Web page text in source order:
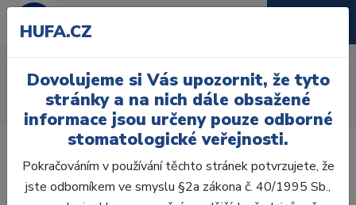
Úvod Zuby
AcryRock
AcryRock distální D 8 ks D37-A, C2
HUFA.CZ
Dovolujeme si Vás upozornit, že tyto
stránky a na nich dále obsažené
informace jsou určeny pouze odborné
stomatologické veřejnosti.
Pokračováním v používání těchto stránek potvrzujete, že
jste odborníkem ve smyslu §2a zákona č. 40/1995 Sb.,